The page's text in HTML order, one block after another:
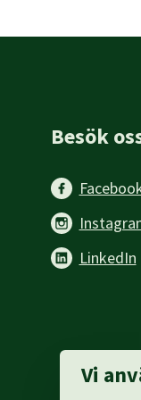
Besök
LinkedIn
Vi